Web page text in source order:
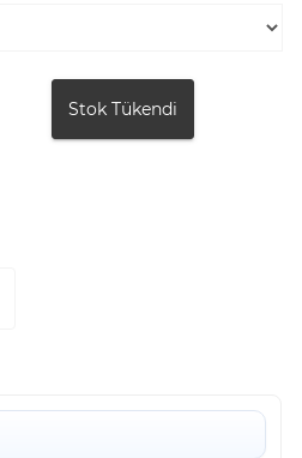
Stok Tükendi